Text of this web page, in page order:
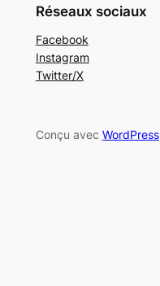
Réseaux sociaux
Facebook
Instagram
Twitter/X
Conçu avec WordPress